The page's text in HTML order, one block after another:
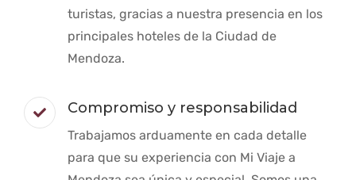
turistas, gracias a nuestra presencia en los
principales hoteles de la Ciudad de
Mendoza.
Compromiso y responsabilidad
Trabajamos arduamente en cada detalle
para que su experiencia con Mi Viaje a